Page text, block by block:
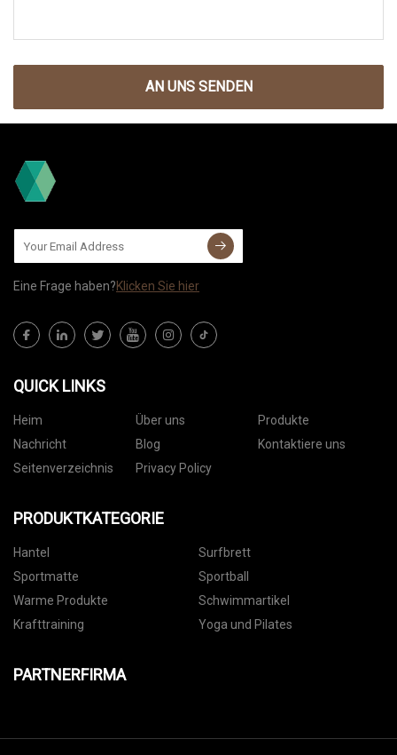
AN UNS SENDEN
Eine Frage haben?Klicken Sie hier
QUICK LINKS
Heim Über uns
Produkte
Nachricht
Blog
Kontaktiere uns
Seitenverzeichnis
Privacy Policy
PRODUKTKATEGORIE
Hantel
Surfbrett
Sportmatte
Sportball
Warme Produkte
Schwimmartikel
Krafttraining
Yoga und Pilates
PARTNERFIRMA